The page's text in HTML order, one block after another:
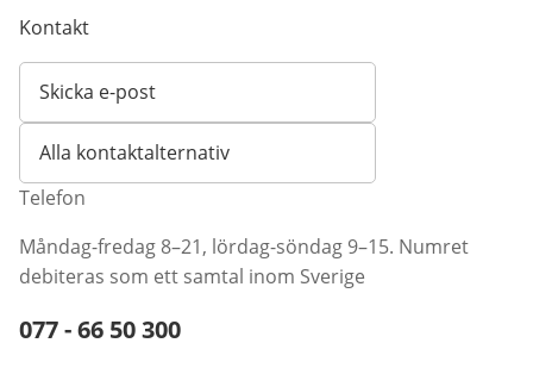
Kontakt
Skicka e-post
Öppnar e-postklient
Alla kontaktalternativ
Telefon
Måndag-fredag 8–21, lördag-söndag 9–15. Numret
debiteras som ett samtal inom Sverige
Telefonnummer:
077 - 66 50 300